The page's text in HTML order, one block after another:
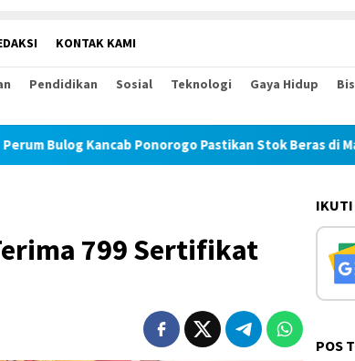
KONTAK KAMI
Pendidikan Sosial Teknologi Gaya Hidup
Kancab Ponorogo Pastikan Stok Beras di Magetan
799 Sertifikat
IKUTI
POS